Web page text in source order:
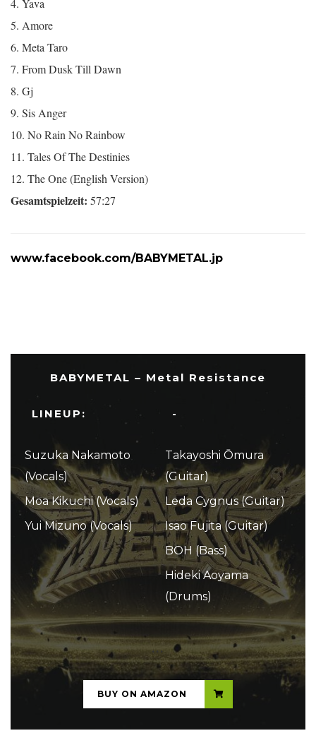
4. Yava
5. Amore
6. Meta Taro
7. From Dusk Till Dawn
8. Gj
9. Sis Anger
10. No Rain No Rainbow
11. Tales Of The Destinies
12. The One (English Version)
Gesamtspielzeit: 57:27
www.facebook.com/BABYMETAL.jp
BABYMETAL – Metal Resistance
LINEUP:
Suzuka Nakamoto
(Vocals)
Moa Kikuchi (Vocals)
Yui Mizuno (Vocals)
-
Takayoshi Ōmura
(Guitar)
Leda Cygnus (Guitar)
Isao Fujita (Guitar)
BOH (Bass)
Hideki Aoyama
(Drums)
...
BUY ON AMAZON